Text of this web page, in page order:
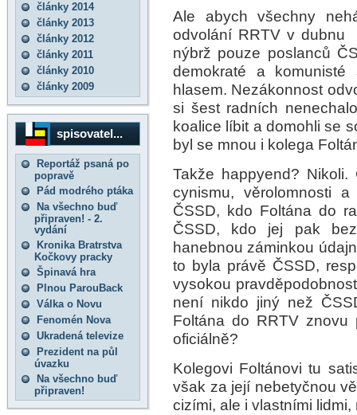
články 2014
články 2013
články 2012
články 2011
články 2010
články 2009
spisovatel...
Reportáž psaná po
popravě
Pád modrého ptáka
Na všechno buď
připraven! - 2.
vydání
Kronika Bratrstva
Kočkovy pracky
Špinavá hra
Plnou ParouBack
Válka o Novu
Fenomén Nova
Ukradená televize
Prezident na půl
úvazku
Na všechno buď
připraven!
Ale abych všechny
odvolání RRTV v dubnu
nýbrž pouze poslanců
demokraté a
hlasem. Nezákonnost
si šest radních
koalice líbit a domohli se
byl se mnou i kolega
Takže happyend?
cynismu, věrolomnosti
ČSSD, kdo Foltána do
ČSSD, kdo jej pak
hanebnou záminkou
to byla právě ČSSD,
vysokou
není nikdo jiný než
Foltána do RRTV
oficiálně?
Kolegovi Foltánovi tu
však za její nebetyčnou
cizími, ale i vlastními